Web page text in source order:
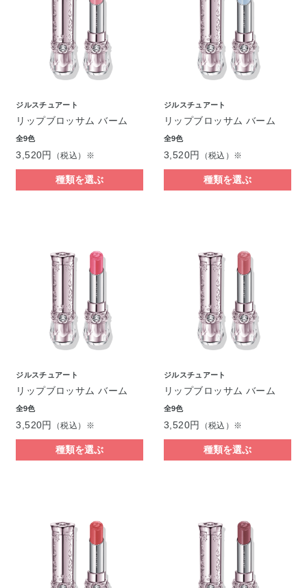
ジルスチュアート
リップブロッサム バーム
全9色
3,520円 （税込）※
種類を選ぶ
ジルスチュアート
リップブロッサム バーム
全9色
3,520円 （税込）※
種類を選ぶ
ジルスチュアート
リップブロッサム バーム
全9色
3,520円 （税込）※
種類を選ぶ
ジルスチュアート
リップブロッサム バーム
全9色
3,520円 （税込）※
種類を選ぶ